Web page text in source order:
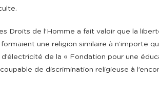
Droits de l’Homme a fait valoir que la
une religion similaire à n’importe
de la « Fondation pour une
de discrimination religieuse à